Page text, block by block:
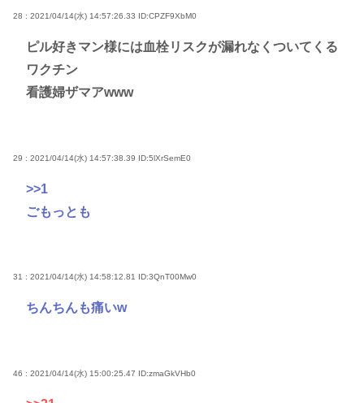
28 : 2021/04/14(水) 14:57:26.33 ID:CPZF9XbM0
ピル好きマン様には血栓リスクが漏れなくついてくる
ワクチン
看護婦ザマアwww
29 : 2021/04/14(水) 14:57:38.39 ID:5lXrSemE0
>>1
ごもっとも
31 : 2021/04/14(水) 14:58:12.81 ID:3QnT00Mw0
ちんちんも痛いw
46 : 2021/04/14(水) 15:00:25.47 ID:zmaGkVHb0